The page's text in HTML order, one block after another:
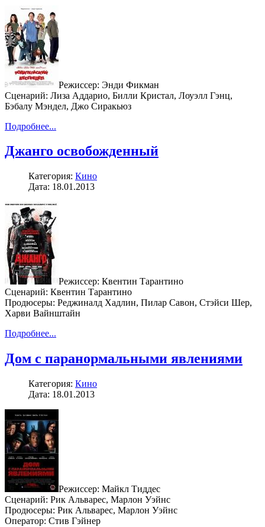
Режиссер: Энди Фикман
Сценарий: Лиза Аддарио, Билли Кристал, Лоуэлл Гэнц,
Бэбалу Мэндел, Джо Сиракьюз
Подробнее...
Джанго освобожденный
Категория: Кино
Дата: 18.01.2013
Режиссер: Квентин Тарантино
Сценарий: Квентин Тарантино
Продюсеры: Реджиналд Хадлин, Пилар Савон, Стэйси Шер,
Харви Вайнштайн
Подробнее...
Дом с паранормальными явлениями
Категория: Кино
Дата: 18.01.2013
Режиссер: Майкл Тиддес
Сценарий: Рик Альварес, Марлон Уэйнс
Продюсеры: Рик Альварес, Марлон Уэйнс
Оператор: Стив Гэйнер